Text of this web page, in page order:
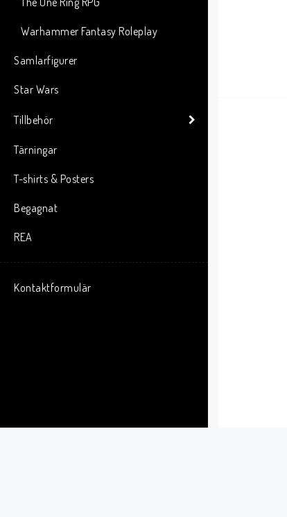
Warhammer Fantasy Roleplay
Samlarfigurer
Star Wars
Tillbehör
Tärningar
T-shirts & Posters
Begagnat
REA
Kontaktformulär